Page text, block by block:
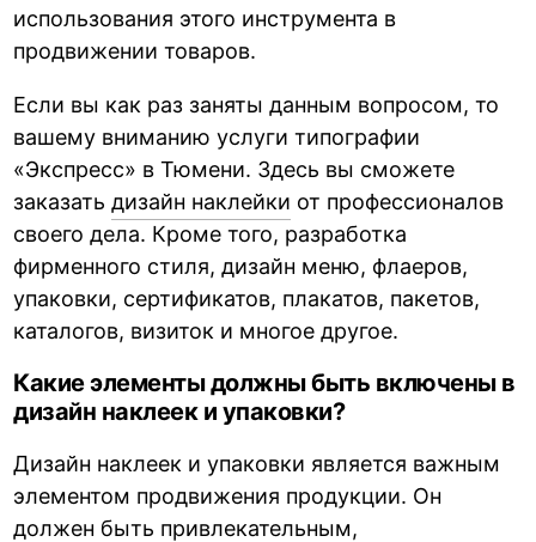
использования этого инструмента в
продвижении товаров.
Если вы как раз заняты данным вопросом, то
вашему вниманию услуги типографии
«Экспресс» в Тюмени. Здесь вы сможете
заказатьдизайн наклейки от профессионалов
своего дела. Кроме того, разработка
фирменного стиля, дизайн меню, флаеров,
упаковки, сертификатов, плакатов, пакетов,
каталогов, визиток и многое другое.
Какие элементы должны быть включены в
дизайн наклеек и упаковки?
Дизайн наклеек и упаковки является важным
элементом продвижения продукции. Он
должен быть привлекательным,